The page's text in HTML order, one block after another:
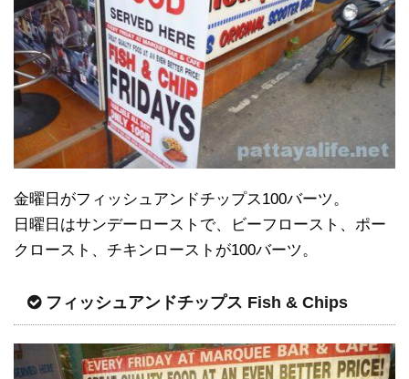
金曜日がフィッシュアンドチップス100バーツ。
日曜日はサンデーローストで、ビーフロースト、ポー
クロースト、チキンローストが100バーツ。
フィッシュアンドチップス Fish & Chips